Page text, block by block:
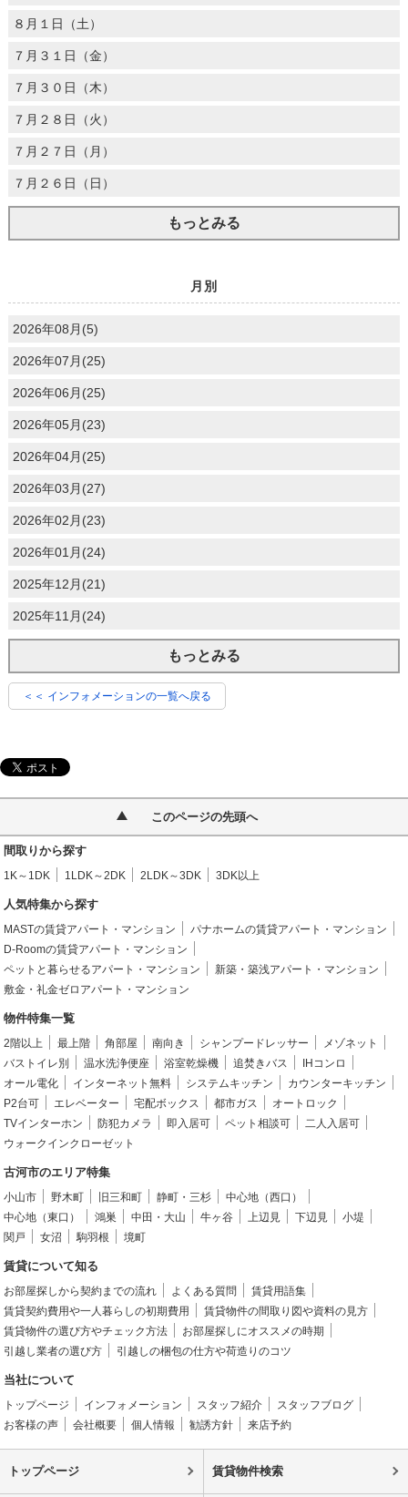
８月１日（土）
７月３１日（金）
７月３０日（木）
７月２８日（火）
７月２７日（月）
７月２６日（日）
もっとみる
月別
2026年08月(5)
2026年07月(25)
2026年06月(25)
2026年05月(23)
2026年04月(25)
2026年03月(27)
2026年02月(23)
2026年01月(24)
2025年12月(21)
2025年11月(24)
もっとみる
＜＜ インフォメーションの一覧へ戻る
このページの先頭へ
間取りから探す
1K～1DK 1LDK～2DK 2LDK～3DK 3DK以上
人気特集から探す
MASTの賃貸アパート・マンション
パナホームの賃貸アパート・マンション
D-Roomの賃貸アパート・マンション
ペットと暮らせるアパート・マンション
新築・築浅アパート・マンション
敷金・礼金ゼロアパート・マンション
物件特集一覧
2階以上 最上階 角部屋 南向き シャンプードレッサー
メゾネット
バストイレ別
温水洗浄便座 浴室乾燥機 追焚きバス
IHコンロ
オール電化
インターネット無料 システムキッチン
カウンターキッチン
P2台可
エレベーター 宅配ボックス 都市ガス
オートロック
TVインターホン
防犯カメラ 即入居可 ペット相談可
二人入居可
ウォークインクローゼット
古河市のエリア特集
小山市 野木町 旧三和町 静町・三杉
中心地（西口）
中心地（東口）
鴻巣 中田・大山 牛ヶ谷 上辺見 下辺見
小堤
関戸
女沼 駒羽根 境町
賃貸について知る
お部屋探しから契約までの流れ よくある質問
賃貸用語集
賃貸契約費用や一人暮らしの初期費用
賃貸物件の間取り図や資料の見方
賃貸物件の選び方やチェック方法
お部屋探しにオススメの時期
引越し業者の選び方
引越しの梱包の仕方や荷造りのコツ
当社について
トップページ インフォメーション スタッフ紹介
スタッフブログ
お客様の声
会社概要 個人情報 勧誘方針 来店予約
トップページ 賃貸物件検索